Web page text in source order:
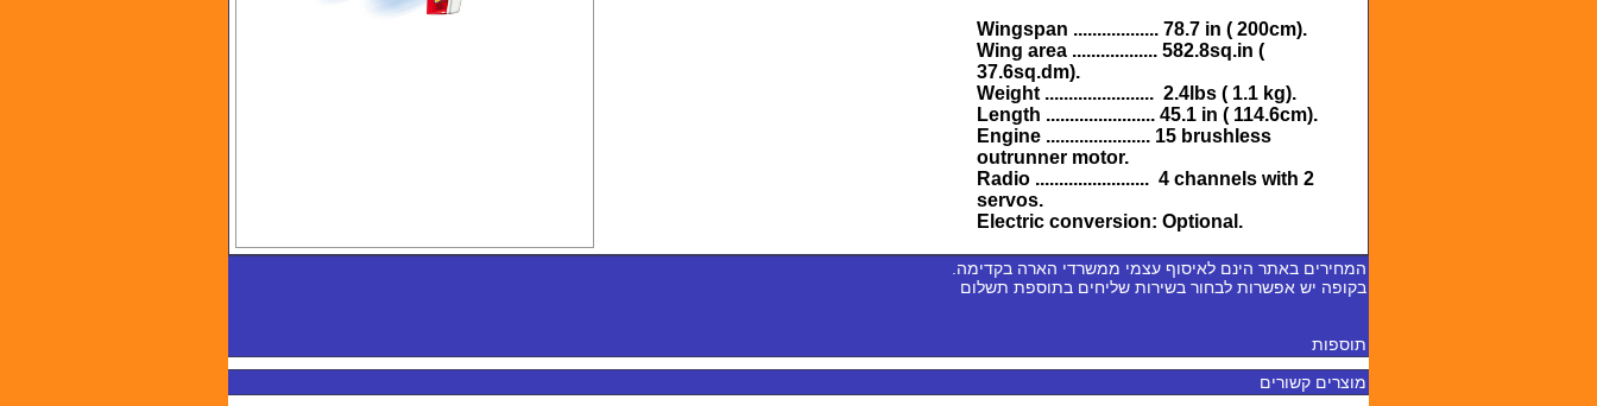
Wingspan .................. 78.7 in ( 200cm).
Wing area .................. 582.8sq.in (
37.6sq.dm).
Weight ....................... 2.4lbs ( 1.1 kg).
Length ....................... 45.1 in ( 114.6cm).
Engine ...................... 15 brushless
outrunner motor.
Radio ........................ 4 channels with 2
servos.
Electric conversion: Optional.
המחירים באתר הינם לאיסוף עצמי ממשרדי הארה בקדימה.
בקופה יש אפשרות לבחור בשירות שליחים בתוספת תשלום
תוספות
מוצרים קשורים